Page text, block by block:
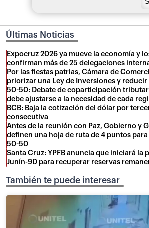
Últimas Noticias
Expocruz 2026 ya mueve la economía y
confirman más de 25 delegaciones
Por las fiestas patrias, Cámara de
priorizar una Ley de Inversiones y
50-50: Debate de coparticipación
debe ajustarse a la necesidad de cada
BCB: Baja la cotización del dólar por
consecutiva
Antes de la reunión con Paz, Gobierno y
definen una hoja de ruta de 4 puntos
50-50
Santa Cruz: YPFB anuncia que iniciará la
Junín-9D para recuperar reservas
También te puede interesar